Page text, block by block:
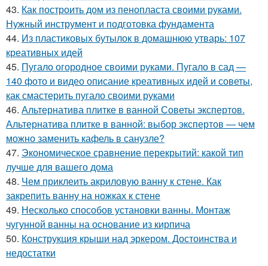
43. Как построить дом из пенопласта своими руками.
Нужный инструмент и подготовка фундамента
44. Из пластиковых бутылок в домашнюю утварь: 107
креативных идей
45. Пугало огородное своими руками. Пугало в сад —
140 фото и видео описание креативных идей и советы,
как смастерить пугало своими руками
46. Альтернатива плитке в ванной Советы экспертов.
Альтернатива плитке в ванной: выбор экспертов — чем
можно заменить кафель в санузле?
47. Экономическое сравнение перекрытий: какой тип
лучше для вашего дома
48. Чем приклеить акриловую ванну к стене. Как
закрепить ванну на ножках к стене
49. Несколько способов установки ванны. Монтаж
чугунной ванны на основание из кирпича
50. Конструкция крыши над эркером. Достоинства и
недостатки